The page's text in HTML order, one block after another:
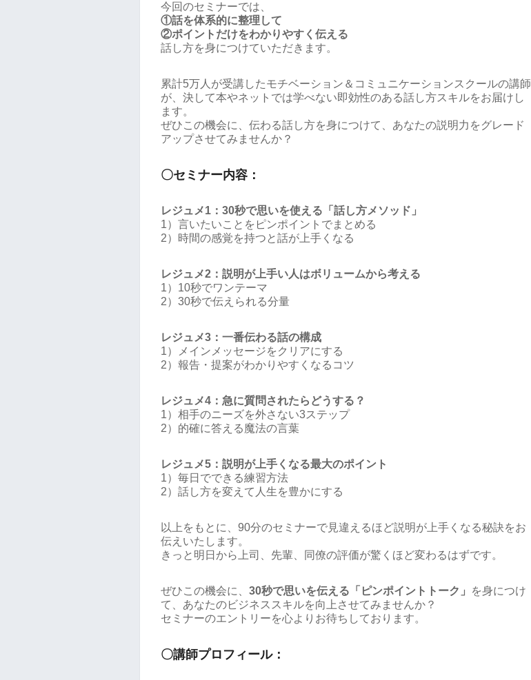
今回のセミナーでは、
①話を体系的に整理して
②ポイントだけをわかりやすく伝える
話し方を身につけていただきます。
累計5万人が受講したモチベーション＆コミュニケーションスクールの講師
が、決して本やネットでは学べない即効性のある話し方スキルをお届けし
ます。
ぜひこの機会に、伝わる話し方を身につけて、あなたの説明力をグレード
アップさせてみませんか？
〇セミナー内容：
レジュメ1：30秒で思いを使える「話し方メソッド」
1）言いたいことをピンポイントでまとめる
2）時間の感覚を持つと話が上手くなる
レジュメ2：説明が上手い人はボリュームから考える
1）10秒でワンテーマ
2）30秒で伝えられる分量
レジュメ3：一番伝わる話の構成
1）メインメッセージをクリアにする
2）報告・提案がわかりやすくなるコツ
レジュメ4：急に質問されたらどうする？
1）相手のニーズを外さない3ステップ
2）的確に答える魔法の言葉
レジュメ5：説明が上手くなる最大のポイント
1）毎日でできる練習方法
2）話し方を変えて人生を豊かにする
以上をもとに、90分のセミナーで見違えるほど説明が上手くなる秘訣をお
伝えいたします。
きっと明日から上司、先輩、同僚の評価が驚くほど変わるはずです。
ぜひこの機会に、 30秒で思いを伝える「ピンポイントトーク」
を身につけ
て、あなたのビジネススキルを向上させてみませんか？
セミナーのエントリーを心よりお待ちしております。
〇講師プロフィール：